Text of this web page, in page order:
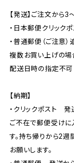
【発送】ご注文から3
・日本郵便クリックポ
・普通郵便（ご注意
複数お買い上げの場
配送日時の指定不可
【納期】
・クリックポスト
ご不在で郵便受け
す。持ち帰りから2
お願いします。